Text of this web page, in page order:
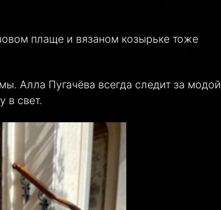
плаще и вязаном козырьке тоже
Алла Пугачёва всегда следит за модой
в свет.